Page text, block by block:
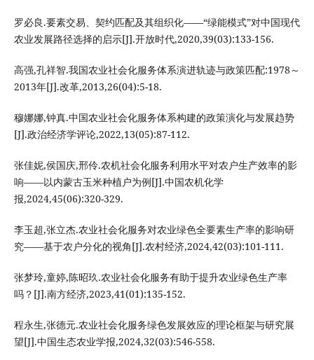
罗必良.要素交易、契约匹配及其组织化——“绿能模式”对中国现代
农业发展路径选择的启示[J].开放时代,2020,39(03):133-156.
高强,孔祥智.我国农业社会化服务体系演进轨迹与政策匹配:1978～
2013年[J].改革,2013,26(04):5-18.
穆娜娜,钟真.中国农业社会化服务体系构建的政策演化与发展趋势
[J].政治经济学评论,2022,13(05):87-112.
张佳妮,侯国庆,邢伶.农机社会化服务利用水平对农户生产效率的影
响——以内蒙古玉米种植户为例[J].中国农机化学
报,2024,45(06):320-329.
李玉超,张立杰.农业社会化服务对农业绿色全要素生产率的影响研
究——基于农户分化的视角[J].农村经济,2024,42(03):101-111.
张梦玲,童婷,陈昭玖.农业社会化服务有助于提升农业绿色生产率
吗？[J].南方经济,2023,41(01):135-152.
程永生,张德元.农业社会化服务绿色发展效应的理论框架与研究展
望[J].中国生态农业学报,2024,32(03):546-558.